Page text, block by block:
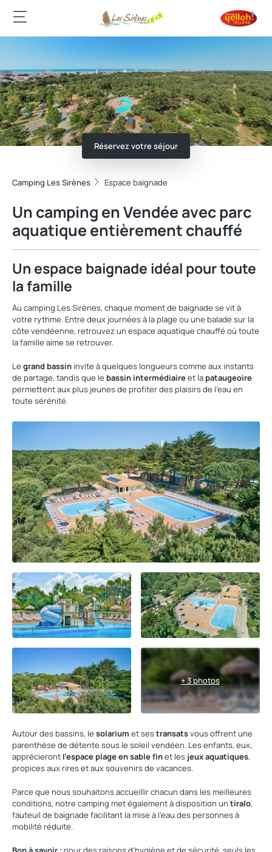
Réservez votre séjour
Camping Les Sirènes Espace baignade
Un camping en Vendée avec parc
aquatique entièrement chauffé
Un espace baignade idéal pour toute
la famille
Au camping Les Sirènes, chaque moment de baignade se vit à
votre rythme. Entre deux journées à la plage ou une balade sur la
côte vendéenne, retrouvez un espace aquatique chauffé où toute
la famille aime se retrouver.
Le grand bassin invite à quelques longueurs comme aux instants
de partage, tandis que le bassin intermédiaireet la pataugeoire
permettent aux plus jeunes de profiter des plaisirs de l'eau en
toute sérénité.
+ 3 photos
Autour des bassins, le solarium et sestransatsvous offrent une
parenthèse de détente sous le soleil vendéen. Les enfants, eux,
apprécieront l'espace plage en sable finet les jeux aquatiques,
propices aux rires et aux souvenirs de vacances.
Parce que nous souhaitons accueillir chacun dans les meilleures
conditions, notre camping met également à disposition un tiralo,
fauteuil de baignade facilitant la mise à l'eau des personnes à
mobilité réduite.